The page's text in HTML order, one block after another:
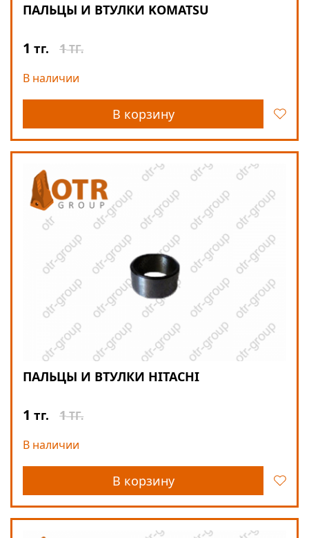
ПАЛЬЦЫ И ВТУЛКИ KOMATSU
1 тг. 1ТГ.
В корзину
В наличии
ПАЛЬЦЫ И ВТУЛКИ HITACHI
1 тг. 1ТГ.
В корзину
В наличии